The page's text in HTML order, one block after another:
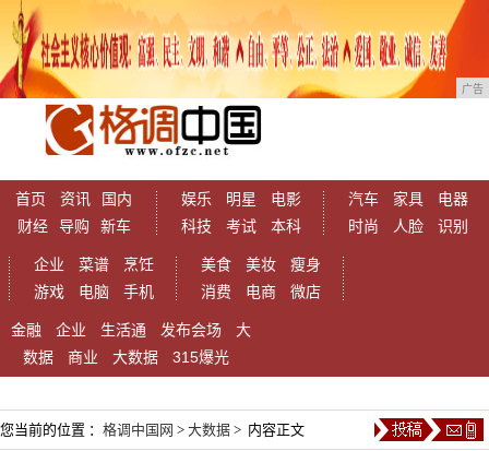
广告
首页 资讯
国内
财经
导购 新车
娱乐 明星
电影
科技
考试 本科
汽车 家具
电器
时尚
人脸 识别
企业 菜谱
烹饪
游戏
电脑 手机
美食 美妆
瘦身
消费
电商 微店
金融 企业 生活通 发布会场
大
数据
商业 大数据 315爆光
您当前的位置 ： 格调中国网 > 大数据 > 内容正文